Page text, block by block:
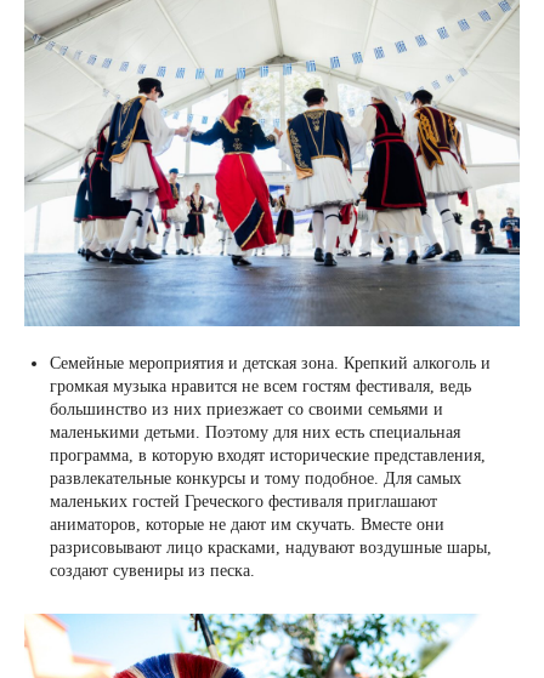
Семейные мероприятия и детская зона. Крепкий алкоголь и
громкая музыка нравится не всем гостям фестиваля, ведь
большинство из них приезжает со своими семьями и
маленькими детьми. Поэтому для них есть специальная
программа, в которую входят исторические представления,
развлекательные конкурсы и тому подобное. Для самых
маленьких гостей Греческого фестиваля приглашают
аниматоров, которые не дают им скучать. Вместе они
разрисовывают лицо красками, надувают воздушные шары,
создают сувениры из песка.